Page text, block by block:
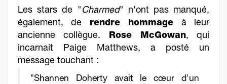
Les stars de " Charmed" n'ont pas manqué,
également, de rendre hommage à leur
ancienne collègue. Rose McGowan, qui
incarnait Paige Matthews, a posté un
message touchant :
"Shannen Doherty avait le cœur d'un